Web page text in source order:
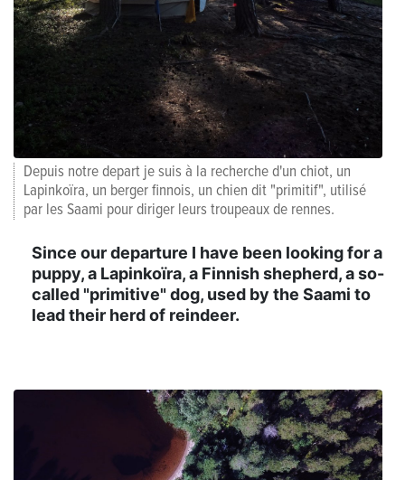
Depuis notre depart je suis à la recherche d'un chiot, un
Lapinkoïra, un berger finnois, un chien dit "primitif", utilisé
par les Saami pour diriger leurs troupeaux de rennes.
Since our departure I have been looking for a
puppy, a Lapinkoïra, a Finnish shepherd, a so-
called "primitive" dog, used by the Saami to
lead their herd of reindeer.